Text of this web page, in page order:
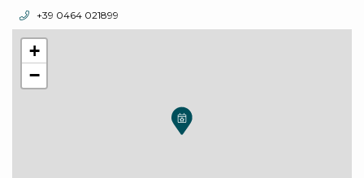
+
−
aria.phone:
+39 0464 021899